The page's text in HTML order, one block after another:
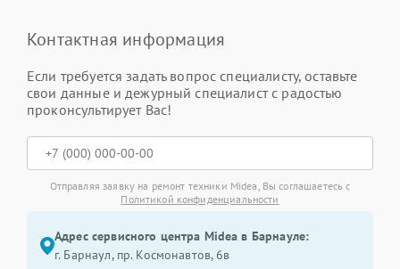
Контактная информация
Если требуется задать вопрос специалисту, оставьте
свои данные и дежурный специалист с радостью
проконсультирует Вас!
Отправляя заявку на ремонт техники Midea, Вы соглашаетесь с
Политикой конфиденциальности
Адрес сервисного центра Midea в Барнауле:
г. Барнаул, ​пр. Космонавтов, 6в